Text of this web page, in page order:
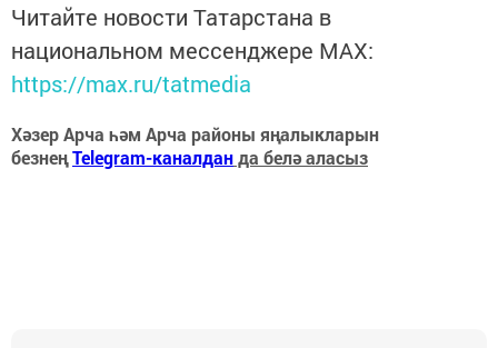
Читайте новости Татарстана в
национальном мессенджере MАХ:
https://max.ru/tatmedia
Хәзер Арча һәм Арча районы яңалыкларын
безнеңTelegram-каналданда белә аласыз